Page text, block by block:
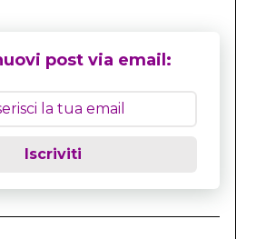
post via email:
Iscriviti